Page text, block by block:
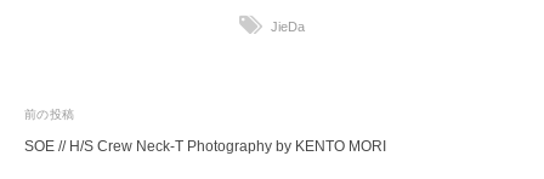
JieDa
投
稿
前の投稿
SOE // H/S Crew Neck-T Photography by KENTO MORI